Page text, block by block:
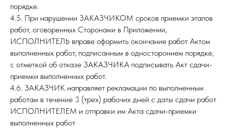
порядке.
4.5. При нарушении ЗАКАЗЧИКОМ сроков приемки этапов
работ, оговоренных Сторонами в Приложении,
ИСПОЛНИТЕЛЬ вправе оформить окончание работ Актом
выполненных работ, подписанным в одностороннем порядке,
с отметкой об отказе ЗАКАЗЧИКА подписывать Акт сдачи-
приемки выполненных работ.
4.6. ЗАКАЗЧИК направляет рекламации по выполненным
работам в течение 3 (трех) рабочих дней с даты сдачи работ
ИСПОЛНИТЕЛЕМ и отправки им Акта сдачи-приемки
выполненных работ